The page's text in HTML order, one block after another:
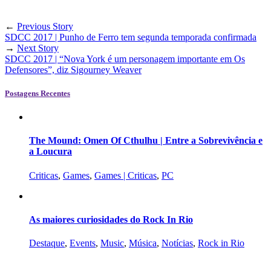
← Previous Story
SDCC 2017 | Punho de Ferro tem segunda temporada confirmada
→ Next Story
SDCC 2017 | “Nova York é um personagem importante em Os
Defensores”, diz Sigourney Weaver
Postagens Recentes
The Mound: Omen Of Cthulhu | Entre a Sobrevivência e
a Loucura
Criticas, Games, Games | Criticas, PC
As maiores curiosidades do Rock In Rio
Destaque, Events, Music, Música, Notícias, Rock in Rio